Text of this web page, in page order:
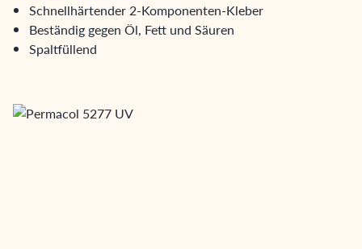
Schnellhärtender 2-Komponenten-Kleber
Beständig gegen Öl, Fett und Säuren
Spaltfüllend